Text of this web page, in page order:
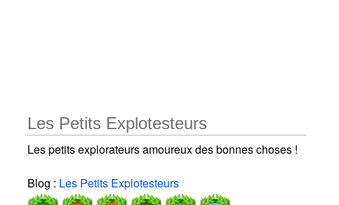
Les Petits Explotesteurs
Les petits explorateurs amoureux des bonnes choses !
Blog : Les Petits Explotesteurs